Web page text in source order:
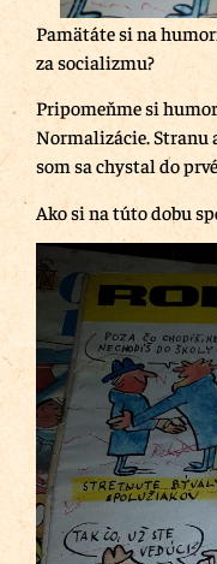
Pamätáte si na
za socializmu?
Pripomeňme si humor
Normalizácie. Stranu
som sa chystal do
Ako si na túto dobu